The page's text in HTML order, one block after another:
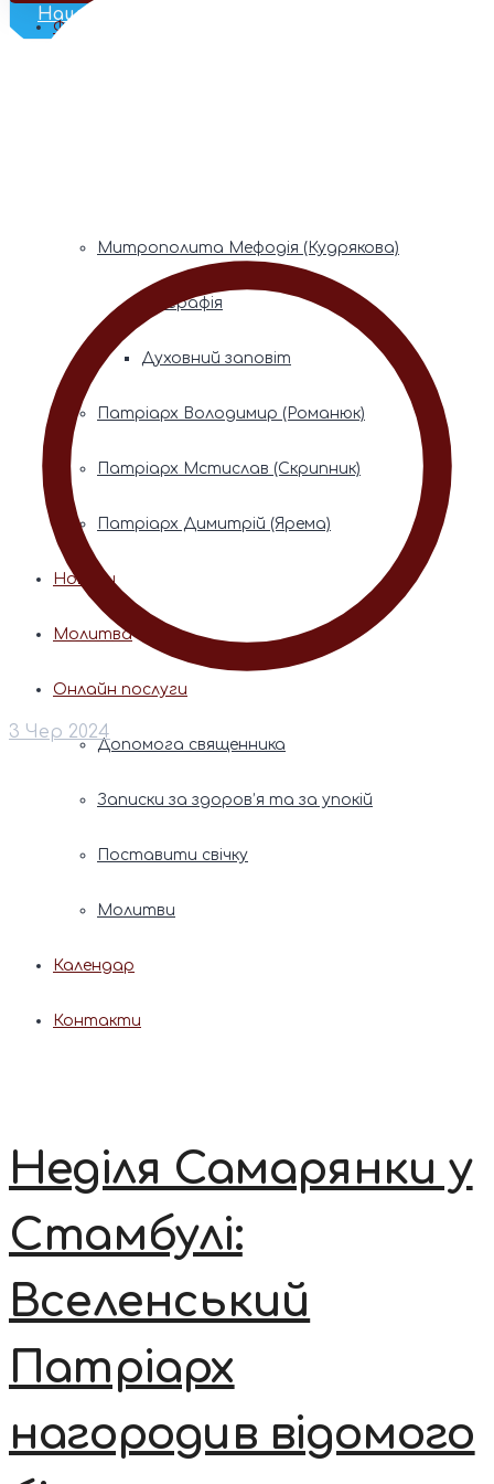
Наш Телеграм
Фонди пам’яті
Митрополита Мефодія (Кудрякова)
Біографія
Духовний заповіт
Патріарх Володимир (Романюк)
Патріарх Мстислав (Скрипник)
Патріарх Димитрій (Ярема)
Новини
Молитва
Онлайн послуги
Допомога священника
Записки за здоров’я та за упокій
Поставити свічку
Молитви
Календар
Контакти
3 Чер 2024
Неділя Самарянки у
Стамбулі:
Вселенський
Патріарх
нагородив відомого